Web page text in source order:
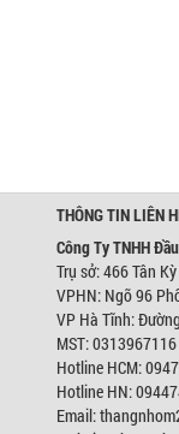
THÔNG TIN LIÊN
Công Ty TNHH
Trụ sở: 466 Tân
VPHN: Ngõ 96
VP Hà Tĩnh:
MST: 0313967116
Hotline HCM:
Hotline HN:
Email: